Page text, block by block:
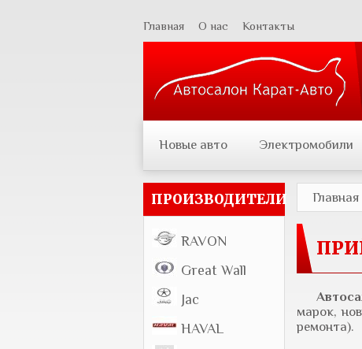
Главная О нас Контакты
Новые авто Электромобили
ПРОИЗВОДИТЕЛИ
RAVON
Great Wall
Jac
HAVAL
Главная
марок,
ремонта).